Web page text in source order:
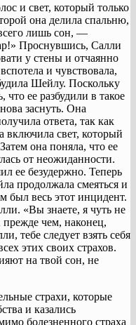
и свет, который только
она делила спальню,
лишь сон, —
Проснувшись, Салли
у стены и отчаянно
и чувствовала,
Шейлу. Поскольку
ее разбудили в такое
заснуть. Она
ответа, так как
включила свет, который
она поняла, что ее
от неожиданности.
ее безудержно. Теперь
продолжала смеяться и
был весь этот инцидент.
«Вы знаете, я чуть не
прежде чем, наконец,
тебе следует взять себя
этих своих страхов.
на твой сон, не
страхи, которые
и казались
болезненного страха